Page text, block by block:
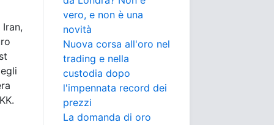
vero, e non è una
novità
Nuova corsa all'oro nel
trading e nella
custodia dopo
l'impennata record dei
prezzi
La domanda di oro